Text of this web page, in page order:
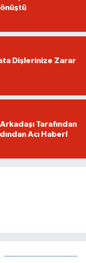
Dişlerinize Zarar
Tarafından
Acı Haber!